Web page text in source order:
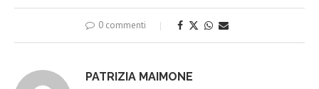
0 commenti
PATRIZIA MAIMONE